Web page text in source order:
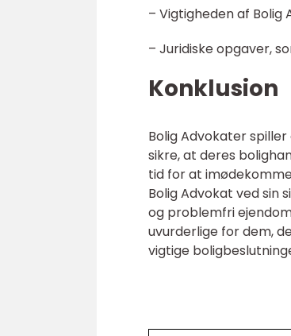
– Vigtigheden af
– Juridiske opgaver,
Konklusion
Bolig Advokater
sikre, at deres
tid for at
Bolig Advokat ved sin
og problemfri
uvurderlige for dem,
vigtige